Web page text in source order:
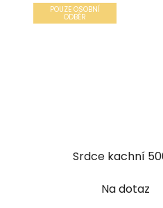
POUZE OSOBNÍ
ODBĚR
Srdce kachní
Na dotaz